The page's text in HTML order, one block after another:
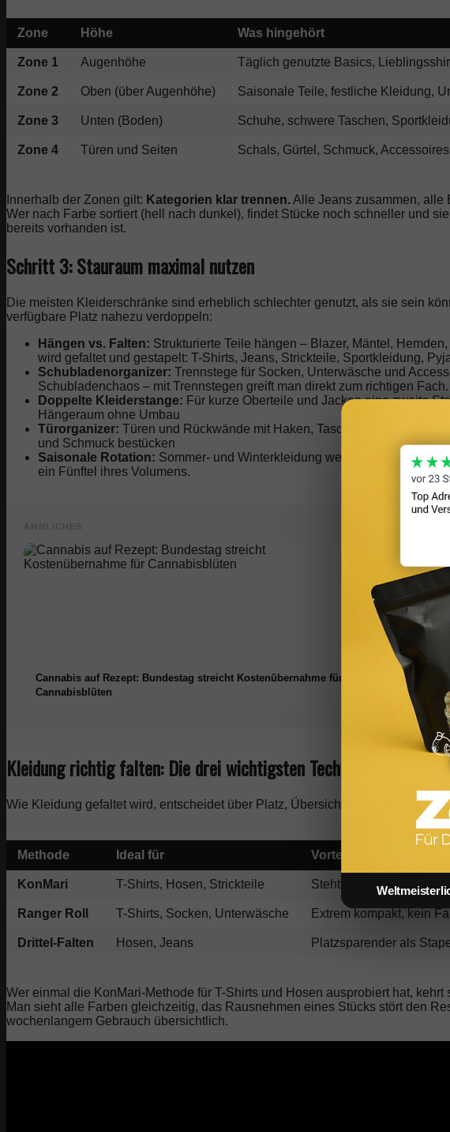
Zone Höhe Was hingehört
Zone 1 Augenhöhe Täglich genutzte Basics,
Zone 2 Oben (über Augenhöhe) Saisonale Teile, festliche Kleidung,
Zone 3 Unten (Boden) Schuhe, schwere Taschen,
Zone 4 Türen und Seiten Schals, Gürtel, Schmuck,
Innerhalb der Zonen gilt: Kategorien klar trennen.Alle Jeans zusammen, alle
Wer nach Farbe sortiert (hell nach dunkel), findet Stücke noch schneller und
bereits vorhanden ist.
Schritt 3: Stauraum maximal nutzen
Die meisten Kleiderschränke sind erheblich schlechter genutzt, als sie sein
verfügbare Platz nahezu verdoppeln:
Hängen vs. Falten: Strukturierte Teile hängen – Blazer, Mäntel,
wird gefaltet und gestapelt: T-Shirts, Jeans, Strickteile, Sportkleidung,
Schubladenorganizer: Trennstege für Socken, Unterwäsche und
Schubladenchaos – mit Trennstegen greift man direkt zum richtigen Fach.
Doppelte Kleiderstange: Für kurze Oberteile und Jacken eine zweite
Hängeraum ohne Umbau
Türorganizer: Türen und Rückwände mit Haken, Taschen oder
und Schmuck bestücken
Saisonale Rotation: Sommer- und Winterkleidung wechseln.
ein Fünftel ihres Volumens.
Cannabis auf Rezept: Bundestag streicht Kostenübernahme für
Cannabisblüten
Immobilien
Kleidung richtig falten: Die drei wichtigsten Techniken
Wie Kleidung gefaltet wird, entscheidet über Platz, Übersichtlichkeit und
Methode Ideal für Vorteil
KonMari T-Shirts, Hosen, Strickteile Steht aufrecht, alles auf
Ranger Roll T-Shirts, Socken, Unterwäsche Extrem kompakt, kein
Drittel-Falten Hosen, Jeans Platzsparender als
Wer einmal die KonMari-Methode für T-Shirts und Hosen ausprobiert hat,
Man sieht alle Farben gleichzeitig, das Rausnehmen eines Stücks stört den
wochenlangem Gebrauch übersichtlich.